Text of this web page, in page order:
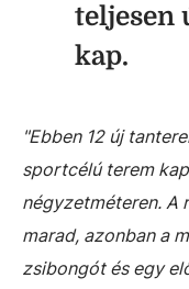
teljesen
kap.
"Ebben 12 új
sportcélú terem
négyzetméteren. A
marad, azonban a
zsibongót és egy